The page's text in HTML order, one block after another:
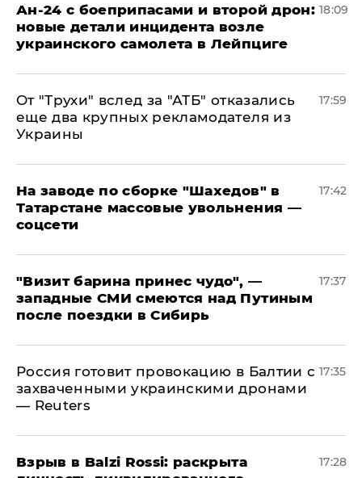
Ан-24 с боеприпасами и второй дрон:
новые детали инцидента возле
украинского самолета в Лейпциге
18:09
От "Трухи" вслед за "АТБ" отказались
еще два крупных рекламодателя из
Украины
17:59
На заводе по сборке "Шахедов" в
Татарстане массовые увольнения —
соцсети
17:42
"Визит барина принес чудо", —
западные СМИ смеются над Путиным
после поездки в Сибирь
17:37
​Россия готовит провокацию в Балтии с
захваченными украинскими дронами
— Reuters
17:35
​Взрыв в Balzi Rossi: раскрыта
17:28